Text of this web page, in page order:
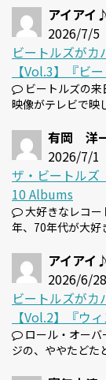
アイアイ♪
2026/7/5
ビートルズがカ
【Vol.3】『ビ
ビートルズの
映像がテレビで映
有岡 洋
2026/7/1
ザ・ビートルズ
10 Albums
大好きなレコ
年、70年代が大好
アイアイ♪
2026/6/28
ビートルズがカ
【Vol.2】『ウ
ロール・オー
ジの、ややたどた